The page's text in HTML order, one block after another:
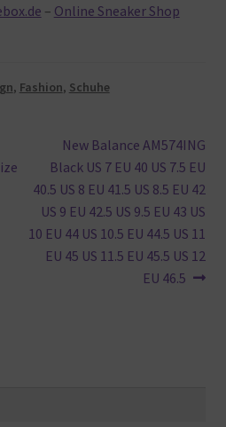
– Online Sneaker Shop
, Fashion, Schuhe
Nächster
Beitrag:
New Balance AM574ING
Black US 7 EU 40 US 7.5 EU
40.5 US 8 EU 41.5 US 8.5 EU 42
US 9 EU 42.5 US 9.5 EU 43 US
10 EU 44 US 10.5 EU 44.5 US 11
EU 45 US 11.5 EU 45.5 US 12
EU 46.5